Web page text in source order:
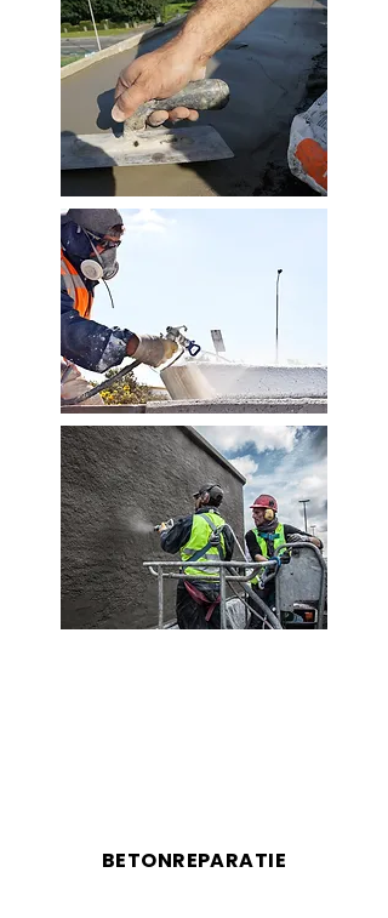
BETONREPARATIE